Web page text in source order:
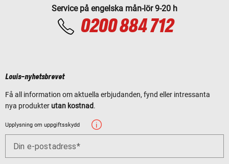
Service på engelska mån-lör 9-20 h
0200 884 712
Louis-nyhetsbrevet
Få all information om aktuella erbjudanden, fynd eller intressanta
nya produkter utan kostnad.
Upplysning om uppgiftsskydd
Din e-postadress